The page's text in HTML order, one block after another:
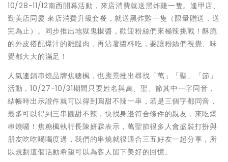
10/28-11/12南西開幕活動，來店消費就送黑炸雞一隻。逢甲店、
勤美店同慶 來店消費升級套餐，就送黑炸雞一隻（限量贈送，送
完為止）。同步推出地獄鬼椒醬，歡迎粉絲們來極辣挑戰！酥脆
的外皮搭配爆汁的雞腿肉，再沾著醬料吃，要讓粉絲們視覺、味
覺都大大的滿足！
人氣連鎖串燒品牌焦糖楓，也應景推出尋找「萬」「聖」「節」
活動，10/27-10/31期間只要姓名與萬、聖、節其中一字同音，
結帳時出示證件就可以得到圓甜不辣一串，若是三個字都同音，
最多可以得到三串圓甜不辣，快找身邊符合條件的親友，來吃爆
串燒囉！焦糖楓執行長陳妍霖表示，萬聖節很多人會盛裝打扮與
朋友吃吃喝喝度過，我們的串燒就很適合三五好友一起分享，所
以規劃這個活動希望可以為客人留下美好的回憶。